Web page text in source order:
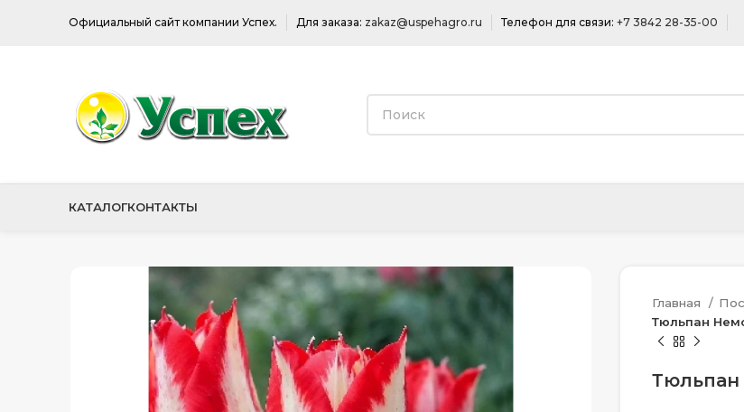
Официальный сайт компании Успех. Для заказа: zakaz@uspehagro.ru Телефон для связи: +7 3842 28-35-00
КАТАЛОГКОНТАКТЫ
Главная
Тюльпан